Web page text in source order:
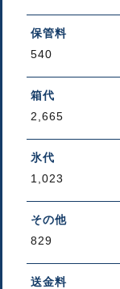
保管料
540
箱代
2,665
氷代
1,023
その他
829
送金料